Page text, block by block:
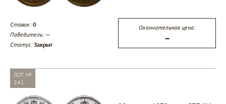
Ставок:0
Победитель: —
Статус:Закрыт
Окончательная цена:
—
ЛОТ №
241